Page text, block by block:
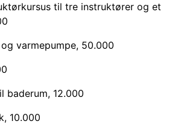
til tre instruktører og et
varmepumpe, 50.000
baderum, 12.000
10.000